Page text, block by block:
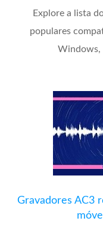
Explore a lista
populares
Windows,
Gravadores AC3